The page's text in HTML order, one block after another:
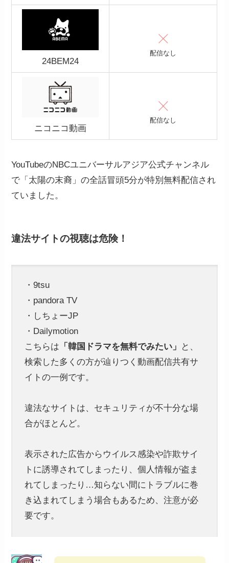
24BEM24
配信なし
ニコニコ動画
配信なし
YouTubeのNBCユニバーサルアジア公式チャンネル
で「太陽の末裔」の全話冒頭5分が特別無料配信され
ていました。
違法サイトの視聴は危険！
・9tsu
・pandora TV
・しちょーJP
・Dailymotion
こちらは 「韓国ドラマを無料でみたい」
と、
検索した多くの方が辿りつく動画配信共有サ
イトの一例です。
違法なサイトは、セキュリティが不十分な場
合がほとんど。
表示された広告からウイルス感染や詐欺サイ
トに誘導されてしまったり、個人情報が盗ま
れてしまったり…知らない間にトラブルに巻
き込まれてしまう場合もあるため、注意が必
要です。